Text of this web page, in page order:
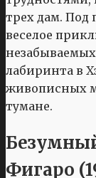
трех дам. Под
веселое
лабиринта в
живописных
тумане.
Фигаро